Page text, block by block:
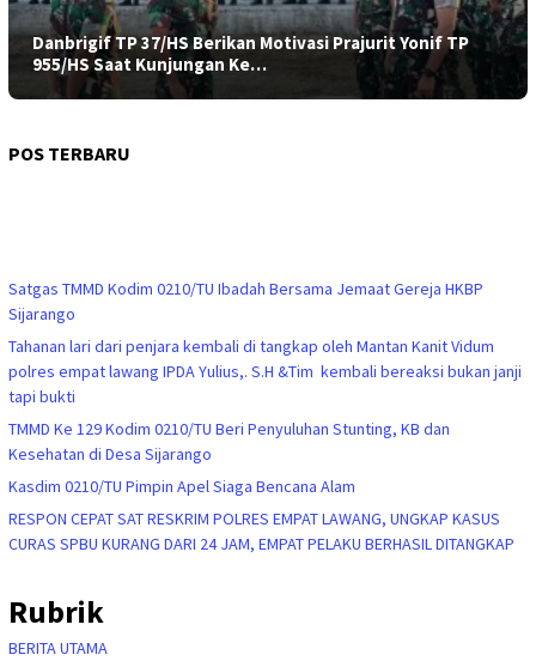
Danbrigif TP 37/HS Berikan Motivasi Prajurit Yonif TP
955/HS Saat Kunjungan Ke…
POS TERBARU
Satgas TMMD Kodim 0210/TU Ibadah Bersama Jemaat Gereja HKBP
Sijarango
Tahanan lari dari penjara kembali di tangkap oleh Mantan Kanit Vidum
polres empat lawang IPDA Yulius,. S.H &Tim kembali bereaksi bukan janji
tapi bukti
TMMD Ke 129 Kodim 0210/TU Beri Penyuluhan Stunting, KB dan
Kesehatan di Desa Sijarango
Kasdim 0210/TU Pimpin Apel Siaga Bencana Alam
RESPON CEPAT SAT RESKRIM POLRES EMPAT LAWANG, UNGKAP KASUS
CURAS SPBU KURANG DARI 24 JAM, EMPAT PELAKU BERHASIL DITANGKAP
Rubrik
BERITA UTAMA